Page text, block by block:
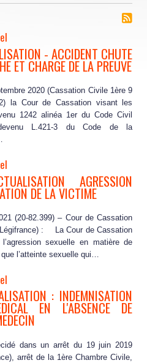
- ACCIDENT CHUTE
ET CHARGE DE LA PREUVE
2020 (Cassation Civile 1ère 9
la Cour de Cassation visant les
1242 alinéa 1er du Code Civil
L.421-3 du Code de la
AGRESSION
DE LA VICTIME
(20-82.399) – Cour de Cassation
: La Cour de Cassation
sexuelle en matière de
l’atteinte sexuelle qui…
: INDEMNISATION
EN L'ABSENCE DE
dans un arrêt du 19 juin 2019
arrêt de la 1ère Chambre Civile,